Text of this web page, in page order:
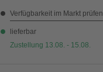
Verfügbarkeit im Markt prüfen
lieferbar
Zustellung 13.08. - 15.08.